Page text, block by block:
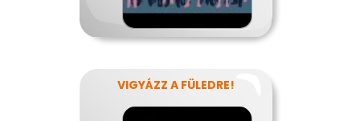
VIGYÁZZ A FÜLEDRE!